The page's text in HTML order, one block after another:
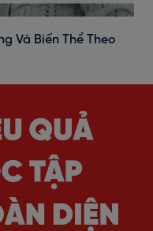
Và Biến Thể Theo